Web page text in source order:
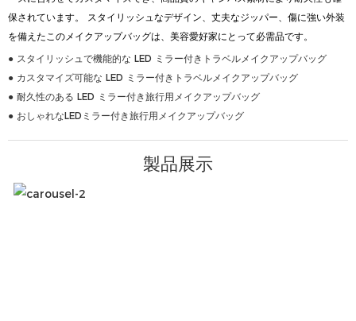
保されています。 スタイリッシュなデザイン、丈夫なジッパー、傷に強い外装
を備えたこのメイクアップバッグは、美容愛好家にとって必需品です。
● スタイリッシュで機能的な LED ミラー付きトラベルメイクアップバッグ
● カスタマイズ可能な LED ミラー付きトラベルメイクアップバッグ
● 耐久性のある LED ミラー付き旅行用メイクアップバッグ
● おしゃれなLEDミラー付き旅行用メイクアップバッグ
製品展示